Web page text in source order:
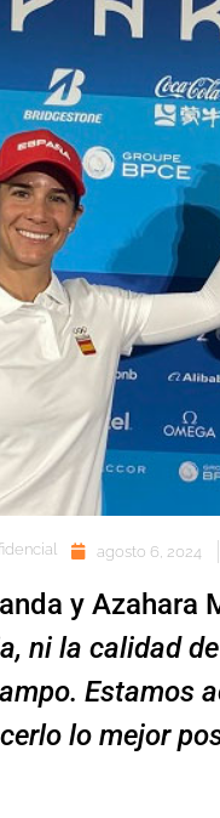
agosto 6, 2024
y Azahara
ni la calidad
Estamos
lo mejor